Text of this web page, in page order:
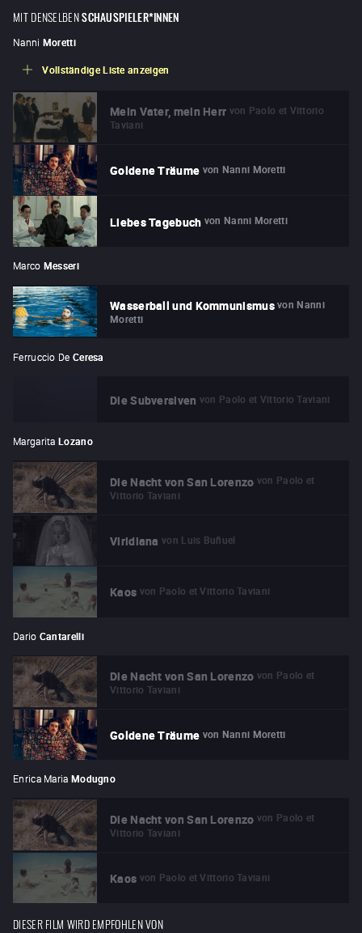
MIT DENSELBENSCHAUSPIELER*INNEN
Nanni Moretti
Vollständige Liste anzeigen
Mein Vater, mein Herr von Paolo et Vittorio
Taviani
Goldene Träume von Nanni Moretti
Liebes Tagebuch von Nanni Moretti
Marco Messeri
Wasserball und Kommunismus von Nanni
Moretti
Ferruccio De Ceresa
Die Subversiven von Paolo et Vittorio Taviani
Margarita Lozano
Die Nacht von San Lorenzo von Paolo et
Vittorio Taviani
Viridiana von Luis Buñuel
Kaos von Paolo et Vittorio Taviani
Dario Cantarelli
Die Nacht von San Lorenzo von Paolo et
Vittorio Taviani
Goldene Träume von Nanni Moretti
Enrica Maria Modugno
Die Nacht von San Lorenzo von Paolo et
Vittorio Taviani
Kaos von Paolo et Vittorio Taviani
DIESER FILM WIRD EMPFOHLEN VON